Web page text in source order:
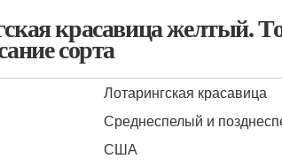
красавица желтый.
сорта
Лотарингская красавица
Среднеспелый и
США